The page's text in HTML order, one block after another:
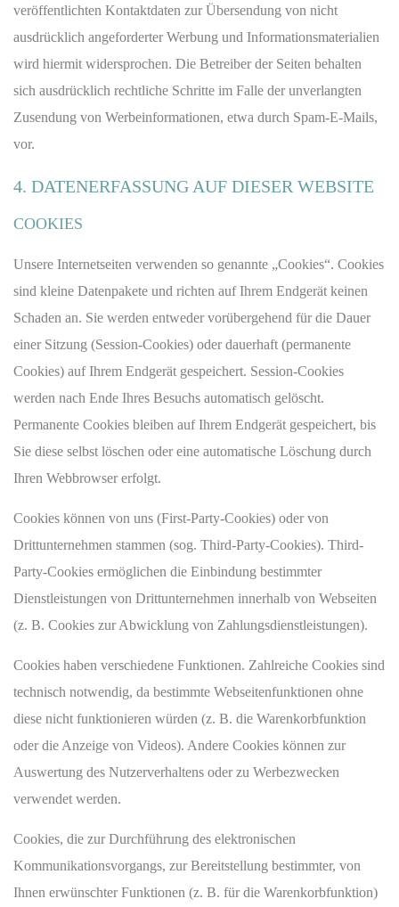
veröffentlichten Kontaktdaten zur Übersendung von nicht
ausdrücklich angeforderter Werbung und Informationsmaterialien
wird hiermit widersprochen. Die Betreiber der Seiten behalten
sich ausdrücklich rechtliche Schritte im Falle der unverlangten
Zusendung von Werbeinformationen, etwa durch Spam-E-Mails,
vor.
4. DATENERFASSUNG AUF DIESER WEBSITE
COOKIES
Unsere Internetseiten verwenden so genannte „Cookies“. Cookies
sind kleine Datenpakete und richten auf Ihrem Endgerät keinen
Schaden an. Sie werden entweder vorübergehend für die Dauer
einer Sitzung (Session-Cookies) oder dauerhaft (permanente
Cookies) auf Ihrem Endgerät gespeichert. Session-Cookies
werden nach Ende Ihres Besuchs automatisch gelöscht.
Permanente Cookies bleiben auf Ihrem Endgerät gespeichert, bis
Sie diese selbst löschen oder eine automatische Löschung durch
Ihren Webbrowser erfolgt.
Cookies können von uns (First-Party-Cookies) oder von
Drittunternehmen stammen (sog. Third-Party-Cookies). Third-
Party-Cookies ermöglichen die Einbindung bestimmter
Dienstleistungen von Drittunternehmen innerhalb von Webseiten
(z. B. Cookies zur Abwicklung von Zahlungsdienstleistungen).
Cookies haben verschiedene Funktionen. Zahlreiche Cookies sind
technisch notwendig, da bestimmte Webseitenfunktionen ohne
diese nicht funktionieren würden (z. B. die Warenkorbfunktion
oder die Anzeige von Videos). Andere Cookies können zur
Auswertung des Nutzerverhaltens oder zu Werbezwecken
verwendet werden.
Cookies, die zur Durchführung des elektronischen
Kommunikationsvorgangs, zur Bereitstellung bestimmter, von
Ihnen erwünschter Funktionen (z. B. für die Warenkorbfunktion)